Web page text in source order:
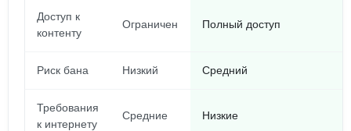
Доступ к
контенту
Ограничен Полный доступ
Риск бана Низкий Средний
Требования
к интернету
Средние Низкие